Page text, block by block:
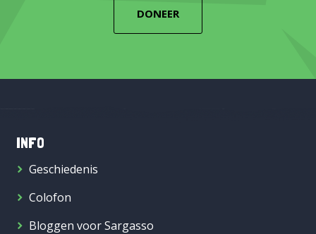
DONEER
INFO
Geschiedenis
Colofon
Bloggen voor Sargasso